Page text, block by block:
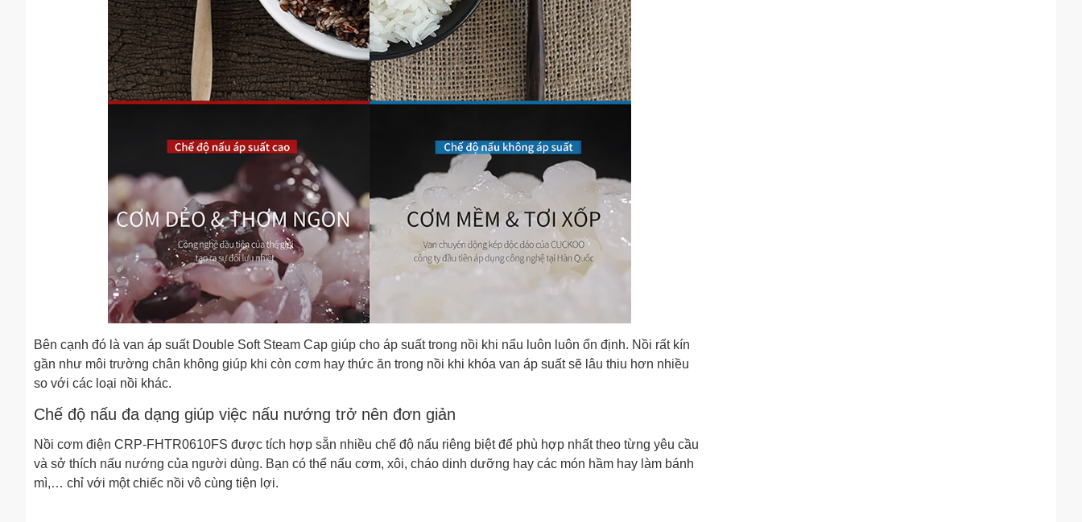
Bên cạnh đó là van áp suất Double Soft Steam Cap giúp cho áp suất trong nồi khi nấu luôn luôn ổn định. Nồi rất kín
gần như môi trường chân không giúp khi còn cơm hay thức ăn trong nồi khi khóa van áp suất sẽ lâu thiu hơn nhiều
so với các loại nồi khác.
Chế độ nấu đa dạng giúp việc nấu nướng trở nên đơn giản
Nồi cơm điện CRP-FHTR0610FS được tích hợp sẵn nhiều chế độ nấu riêng biệt để phù hợp nhất theo từng yêu cầu
và sở thích nấu nướng của người dùng. Bạn có thể nấu cơm, xôi, cháo dinh dưỡng hay các món hầm hay làm bánh
mì,… chỉ với một chiếc nồi vô cùng tiện lợi.